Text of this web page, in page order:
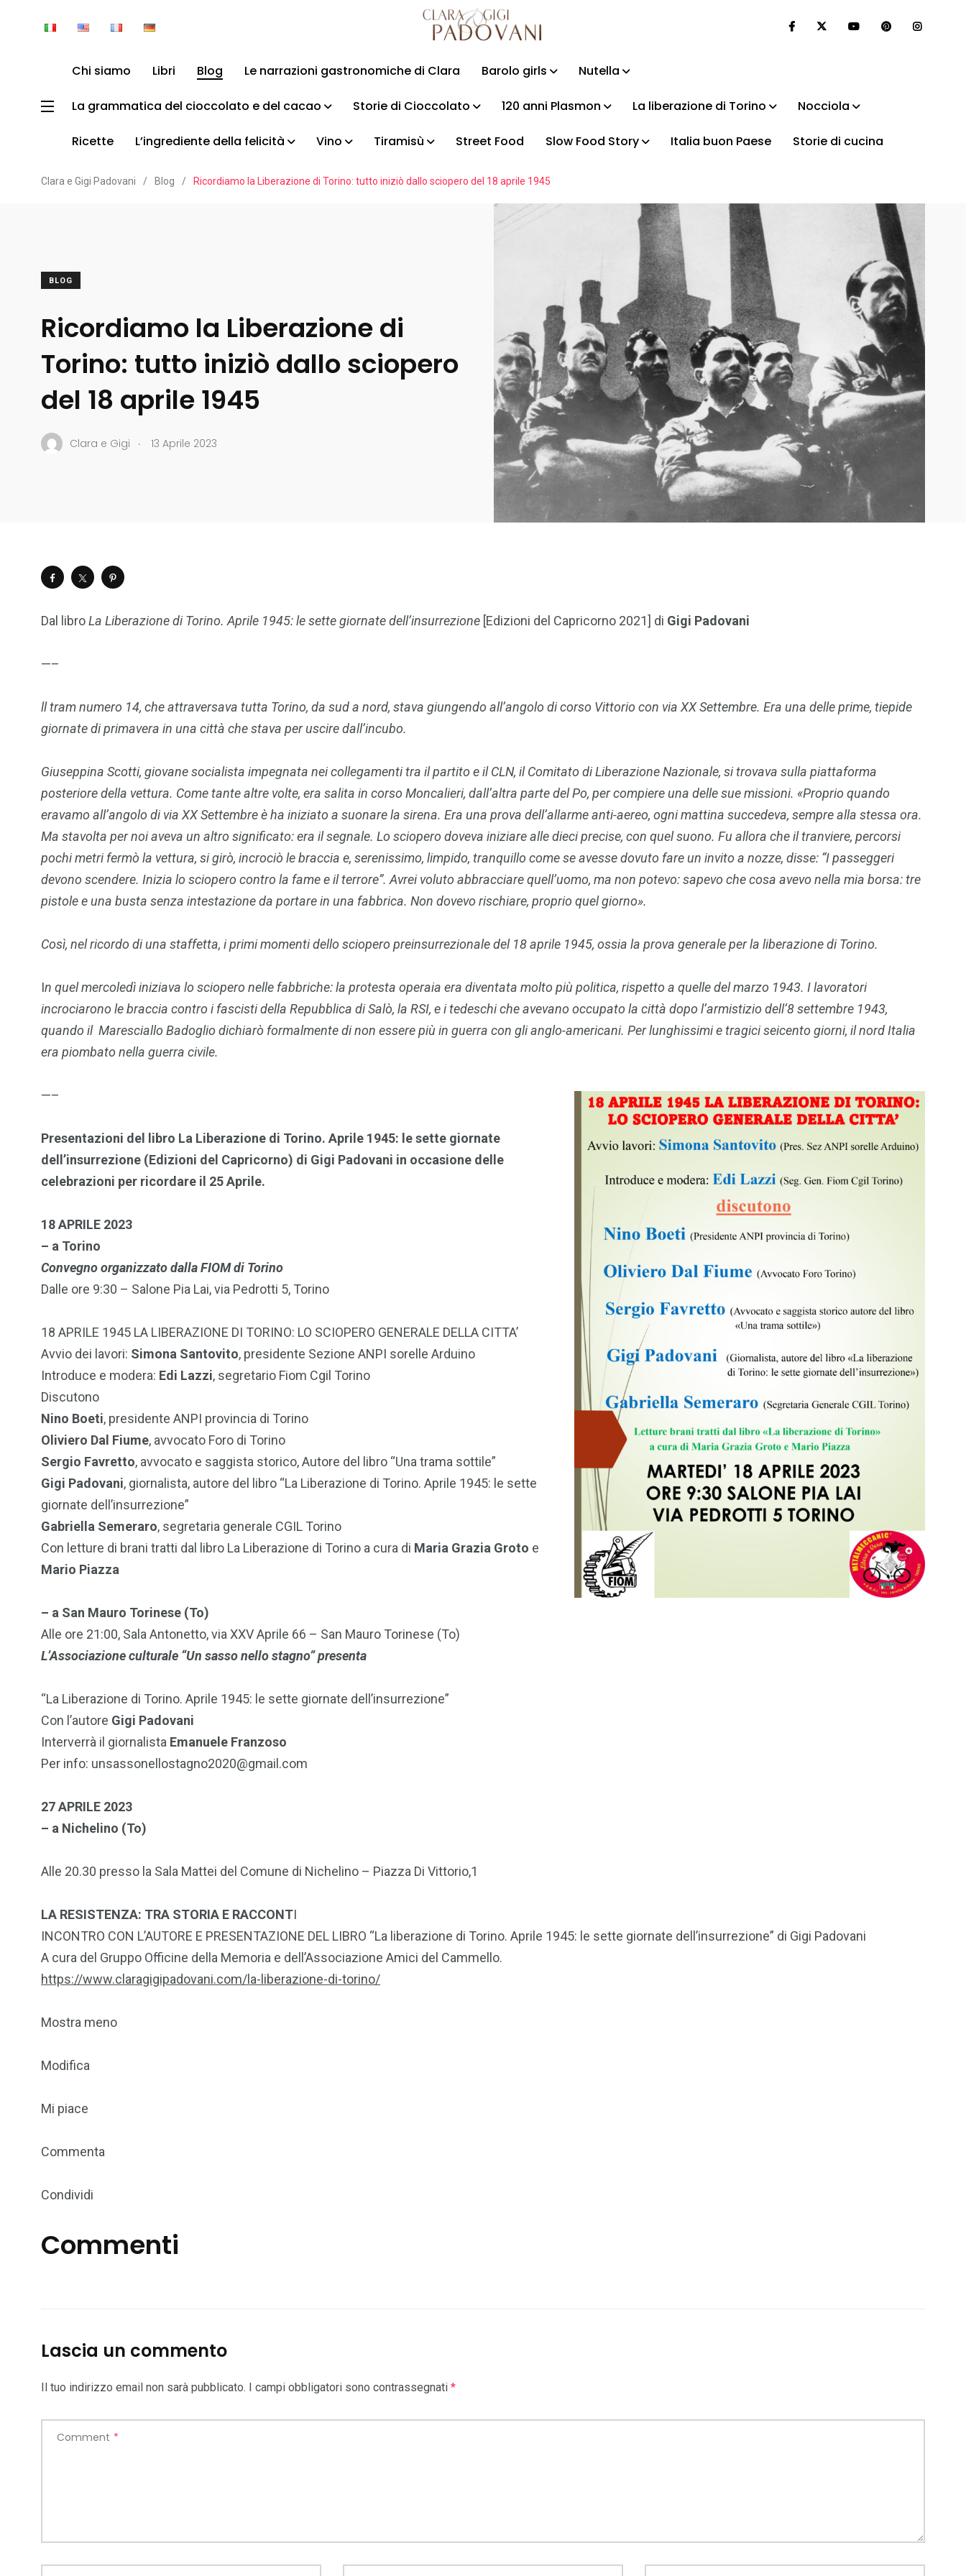
Chi siamo Libri Blog Le narrazioni gastronomiche di Clara Barolo girls Nutella
La grammatica del cioccolato e del cacao Storie di Cioccolato 120 anni Plasmon La liberazione di Torino Nocciola
Ricette L’ingrediente della felicità Vino Tiramisù Street Food Slow Food Story Italia buon Paese Storie di cucina
Clara e Gigi Padovani / Blog / Ricordiamo la Liberazione di Torino: tutto iniziò dallo sciopero del 18 aprile 1945
BLOG
Ricordiamo la Liberazione di
Torino: tutto iniziò dallo sciopero
del 18 aprile 1945
Clara e Gigi . 13 Aprile 2023
Dal libroLa Liberazione di Torino. Aprile 1945: le sette giornate dell’insurrezione [Edizioni del Capricorno 2021] di Gigi Padovani
—–
ll tram numero 14, che attraversava tutta Torino, da sud a nord, stava giungendo all’angolo di corso Vittorio con via XX Settembre. Era una delle prime, tiepide
giornate di primavera in una città che stava per uscire dall’incubo.
Giuseppina Scotti, giovane socialista impegnata nei collegamenti tra il partito e il CLN, il Comitato di Liberazione Nazionale, si trovava sulla piattaforma
posteriore della vettura. Come tante altre volte, era salita in corso Moncalieri, dall’altra parte del Po, per compiere una delle sue missioni. «Proprio quando
eravamo all’angolo di via XX Settembre è ha iniziato a suonare la sirena. Era una prova dell’allarme anti-aereo, ogni mattina succedeva, sempre alla stessa ora.
Ma stavolta per noi aveva un altro significato: era il segnale. Lo sciopero doveva iniziare alle dieci precise, con quel suono. Fu allora che il tranviere, percorsi
pochi metri fermò la vettura, si girò, incrociò le braccia e, serenissimo, limpido, tranquillo come se avesse dovuto fare un invito a nozze, disse: “I passeggeri
devono scendere. Inizia lo sciopero contro la fame e il terrore”. Avrei voluto abbracciare quell’uomo, ma non potevo: sapevo che cosa avevo nella mia borsa: tre
pistole e una busta senza intestazione da portare in una fabbrica. Non dovevo rischiare, proprio quel giorno».
Così, nel ricordo di una staffetta, i primi momenti dello sciopero preinsurrezionale del 18 aprile 1945, ossia la prova generale per la liberazione di Torino.
In quel mercoledì iniziava lo sciopero nelle fabbriche: la protesta operaia era diventata molto più politica, rispetto a quelle del marzo 1943. I lavoratori
incrociarono le braccia contro i fascisti della Repubblica di Salò, la RSI, e i tedeschi che avevano occupato la città dopo l’armistizio dell’8 settembre 1943,
quando il Maresciallo Badoglio dichiarò formalmente di non essere più in guerra con gli anglo-americani. Per lunghissimi e tragici seicento giorni, il nord Italia
era piombato nella guerra civile.
—–
Presentazioni del libro La Liberazione di Torino. Aprile 1945: le sette giornate
dell’insurrezione (Edizioni del Capricorno) di Gigi Padovani in occasione delle
celebrazioni per ricordare il 25 Aprile.
18 APRILE 2023
– a Torino
Convegno organizzato dalla FIOM di Torino
Dalle ore 9:30 – Salone Pia Lai, via Pedrotti 5, Torino
18 APRILE 1945 LA LIBERAZIONE DI TORINO: LO SCIOPERO GENERALE DELLA CITTA’
Avvio dei lavori: Simona Santovito, presidente Sezione ANPI sorelle Arduino
Introduce e modera: Edi Lazzi, segretario Fiom Cgil Torino
Discutono
Nino Boeti, presidente ANPI provincia di Torino
Oliviero Dal Fiume, avvocato Foro di Torino
Sergio Favretto, avvocato e saggista storico, Autore del libro “Una trama sottile”
Gigi Padovani, giornalista, autore del libro “La Liberazione di Torino. Aprile 1945: le sette
giornate dell’insurrezione”
Gabriella Semeraro, segretaria generale CGIL Torino
Con letture di brani tratti dal libro La Liberazione di Torino a cura di Maria Grazia Groto e
Mario Piazza
– a San Mauro Torinese (To)
Alle ore 21:00, Sala Antonetto, via XXV Aprile 66 – San Mauro Torinese (To)
L’Associazione culturale “Un sasso nello stagno” presenta
“La Liberazione di Torino. Aprile 1945: le sette giornate dell’insurrezione”
Con l’autore Gigi Padovani
Interverrà il giornalista Emanuele Franzoso
Per info: unsassonellostagno2020@gmail.com
27 APRILE 2023
– a Nichelino (To)
Alle 20.30 presso la Sala Mattei del Comune di Nichelino – Piazza Di Vittorio,1
LA RESISTENZA: TRA STORIA E RACCONTI
INCONTRO CON L’AUTORE E PRESENTAZIONE DEL LIBRO “La liberazione di Torino. Aprile 1945: le sette giornate dell’insurrezione” di Gigi Padovani
A cura del Gruppo Officine della Memoria e dell’Associazione Amici del Cammello.
https://www.claragigipadovani.com/la-liberazione-di-torino/
Mostra meno
Modifica
Mi piace
Commenta
Condividi
Commenti
Lascia un commento
Il tuo indirizzo email non sarà pubblicato. I campi obbligatori sono contrassegnati *
Comment *